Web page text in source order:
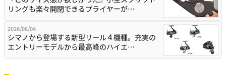
リングも楽々開閉できるプライヤーが…
2026/08/04
シマノから登場する新型リール４機種。充実の
エントリーモデルから最高峰のハイエ…